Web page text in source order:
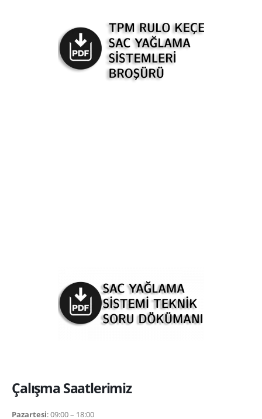
Çalışma Saatlerimiz
Pazartesi: 09:00 – 18:00